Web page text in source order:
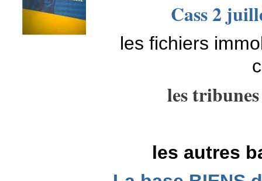
Cass 2
les fichiers
les
les autres